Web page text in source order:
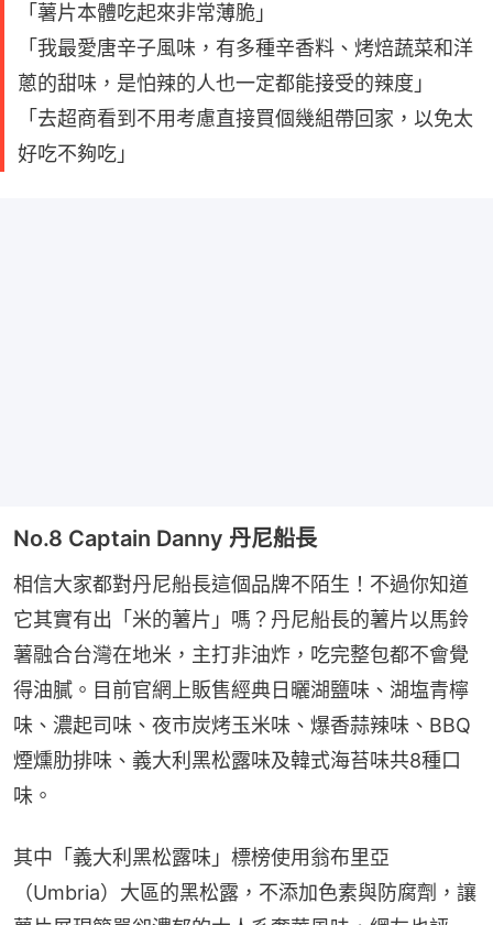
「薯片本體吃起來非常薄脆」
「我最愛唐辛子風味，有多種辛香料、烤焙蔬菜和洋
蔥的甜味，是怕辣的人也一定都能接受的辣度」
「去超商看到不用考慮直接買個幾組帶回家，以免太
好吃不夠吃」
No.8 Captain Danny 丹尼船長
相信大家都對丹尼船長這個品牌不陌生！不過你知道
它其實有出「米的薯片」嗎？丹尼船長的薯片以馬鈴
薯融合台灣在地米，主打非油炸，吃完整包都不會覺
得油膩。目前官網上販售經典日曬湖鹽味、湖塩青檸
味、濃起司味、夜市炭烤玉米味、爆香蒜辣味、BBQ
煙燻肋排味、義大利黑松露味及韓式海苔味共8種口
味。
其中「義大利黑松露味」標榜使用翁布里亞
（Umbria）大區的黑松露，不添加色素與防腐劑，讓